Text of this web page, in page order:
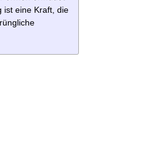
ist eine Kraft, die